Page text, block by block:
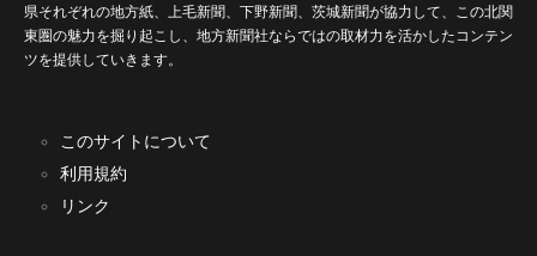
県それぞれの地方紙、上毛新聞、下野新聞、茨城新聞が協力して、この北関
東圏の魅力を掘り起こし、地方新聞社ならではの取材力を活かしたコンテン
ツを提供していきます。
このサイトについて
利用規約
リンク